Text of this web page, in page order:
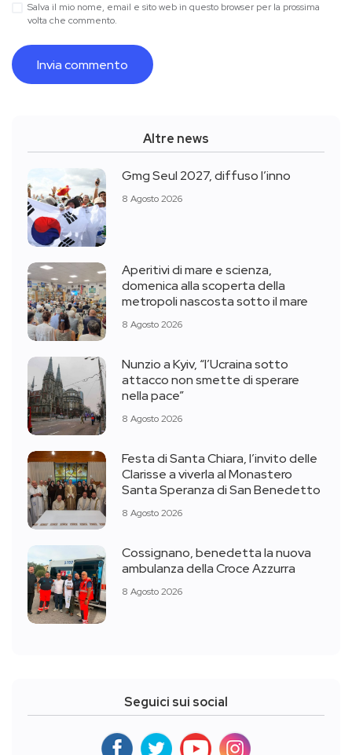
Salva il mio nome, email e sito web in questo browser per la prossima
volta che commento.
Altre news
Gmg Seul 2027, diffuso l’inno
8 Agosto 2026
Aperitivi di mare e scienza,
domenica alla scoperta della
metropoli nascosta sotto il mare
8 Agosto 2026
Nunzio a Kyiv, “l’Ucraina sotto
attacco non smette di sperare
nella pace”
8 Agosto 2026
Festa di Santa Chiara, l’invito delle
Clarisse a viverla al Monastero
Santa Speranza di San Benedetto
8 Agosto 2026
Cossignano, benedetta la nuova
ambulanza della Croce Azzurra
8 Agosto 2026
Seguici sui social